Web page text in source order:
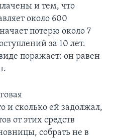
и тем, что
около 600
потерю около 7
за 10 лет.
поражает: он равен
и сколько ей задолжал,
от этих средств
собрать не в